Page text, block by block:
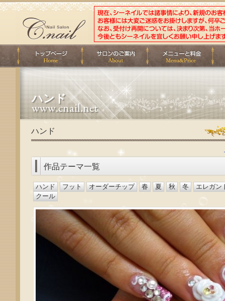
ハンド
ハンド
作品テーマ一覧
ハンド フット オーダーチップ 春 夏 秋 冬
エレガン
クール